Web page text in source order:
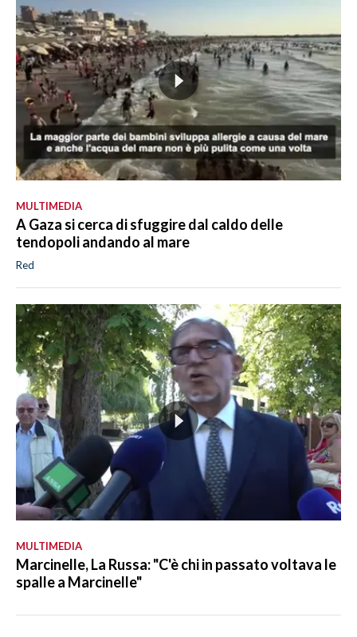
MULTIMEDIA
A Gaza si cerca di sfuggire dal caldo delle
tendopoli andando al mare
Red
MULTIMEDIA
Marcinelle, La Russa: "C'è chi in passato voltava le
spalle a Marcinelle"